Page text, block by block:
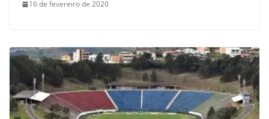
16 de fevereiro de 2020